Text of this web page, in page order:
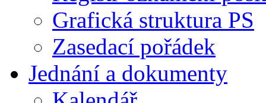
Grafická struktura PS
Zasedací pořádek
Jednání a dokumenty